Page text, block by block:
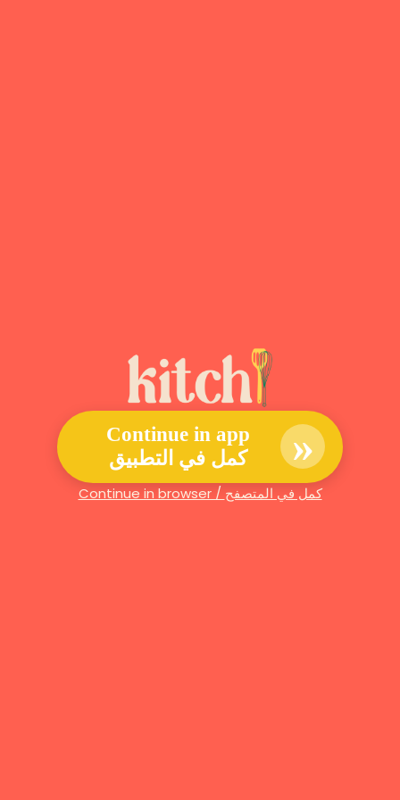
Continue in app
كمل في التطبيق
»
Continue in browser / كمل في المتصفح